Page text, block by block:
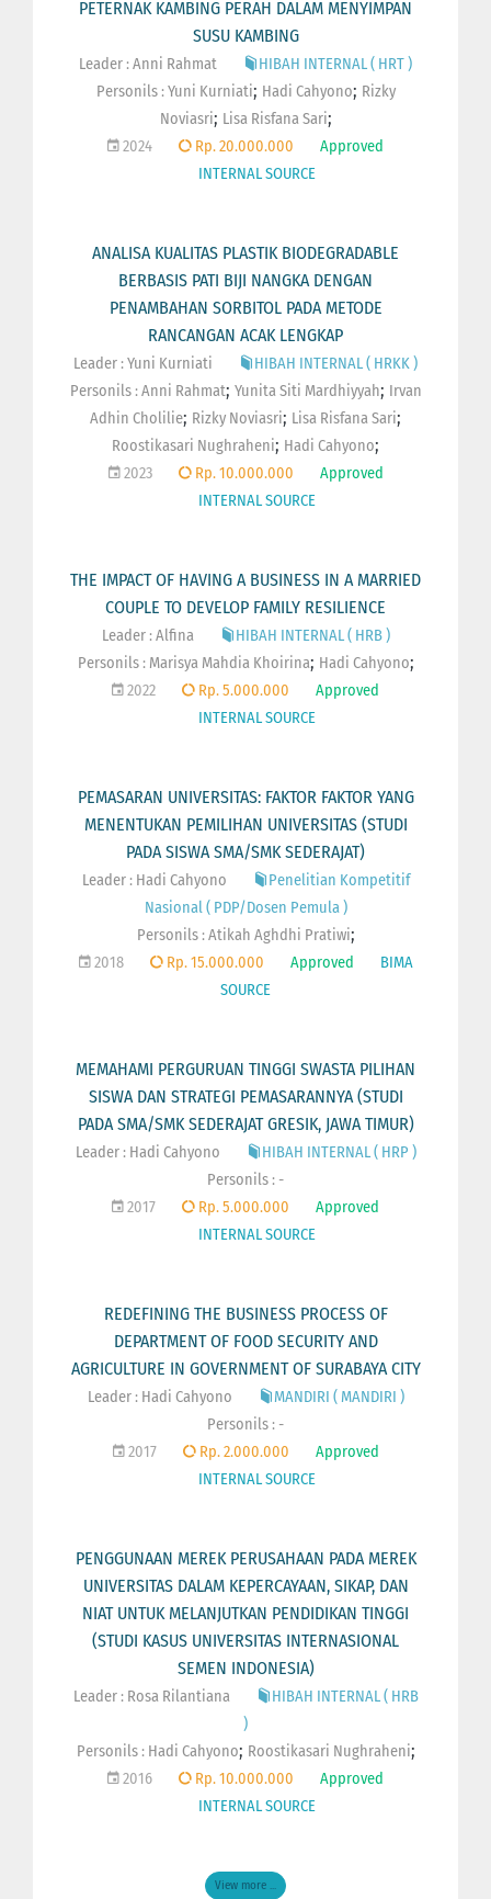
PETERNAK KAMBING PERAH DALAM MENYIMPAN
SUSU KAMBING
Leader : Anni Rahmat
HIBAH INTERNAL ( HRT )
Personils :Yuni Kurniati; Hadi Cahyono; Rizky
Noviasri; Lisa Risfana Sari;
2024 Rp. 20.000.000
Approved
INTERNAL SOURCE
ANALISA KUALITAS PLASTIK BIODEGRADABLE
BERBASIS PATI BIJI NANGKA DENGAN
PENAMBAHAN SORBITOL PADA METODE
RANCANGAN ACAK LENGKAP
Leader : Yuni Kurniati
HIBAH INTERNAL ( HRKK )
Personils :Anni Rahmat; Yunita Siti Mardhiyyah; Irvan
Adhin Cholilie; Rizky Noviasri; Lisa Risfana Sari;
Roostikasari Nughraheni; Hadi Cahyono;
2023 Rp. 10.000.000
Approved
INTERNAL SOURCE
THE IMPACT OF HAVING A BUSINESS IN A MARRIED
COUPLE TO DEVELOP FAMILY RESILIENCE
Leader : Alfina
HIBAH INTERNAL ( HRB )
Personils : Marisya Mahdia Khoirina; Hadi Cahyono;
2022 Rp. 5.000.000
Approved
INTERNAL SOURCE
PEMASARAN UNIVERSITAS: FAKTOR FAKTOR YANG
MENENTUKAN PEMILIHAN UNIVERSITAS (STUDI
PADA SISWA SMA/SMK SEDERAJAT)
Leader : Hadi Cahyono
Penelitian Kompetitif
Nasional ( PDP/Dosen Pemula )
Personils :Atikah Aghdhi Pratiwi;
2018 Rp. 15.000.000 Approved
BIMA
SOURCE
MEMAHAMI PERGURUAN TINGGI SWASTA PILIHAN
SISWA DAN STRATEGI PEMASARANNYA (STUDI
PADA SMA/SMK SEDERAJAT GRESIK, JAWA TIMUR)
Leader : Hadi Cahyono
HIBAH INTERNAL ( HRP )
Personils : -
2017
Rp. 5.000.000
Approved
INTERNAL SOURCE
REDEFINING THE BUSINESS PROCESS OF
DEPARTMENT OF FOOD SECURITY AND
AGRICULTURE IN GOVERNMENT OF SURABAYA CITY
Leader : Hadi Cahyono
MANDIRI ( MANDIRI )
Personils : -
2017
Rp. 2.000.000
Approved
INTERNAL SOURCE
PENGGUNAAN MEREK PERUSAHAAN PADA MEREK
UNIVERSITAS DALAM KEPERCAYAAN, SIKAP, DAN
NIAT UNTUK MELANJUTKAN PENDIDIKAN TINGGI
(STUDI KASUS UNIVERSITAS INTERNASIONAL
SEMEN INDONESIA)
Leader : Rosa Rilantiana
HIBAH INTERNAL ( HRB
)
Personils : Hadi Cahyono; Roostikasari Nughraheni;
2016 Rp. 10.000.000
Approved
INTERNAL SOURCE
View more ...